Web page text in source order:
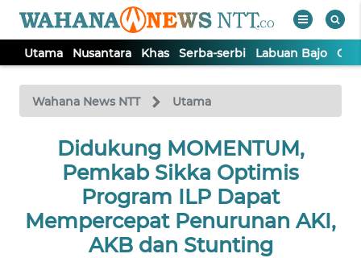
Utama Nusantara Khas Serba-serbi Labuan Bajo
Wahana News NTT Utama
Didukung MOMENTUM,
Pemkab Sikka Optimis
Program ILP Dapat
Mempercepat Penurunan AKI,
AKB dan Stunting
TV
Tutup
UTAMA
NUSANTARA